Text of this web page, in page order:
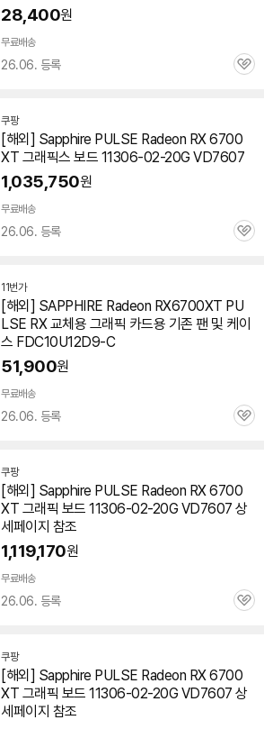
28,400원
무료배송
26.06. 등록
관
쿠팡
[해외] Sapphire PULSE Radeon RX 6700
XT 그래픽스 보드 11306-02-20G VD7607
1,035,750원
무료배송
26.06. 등록
관
11번가
[해외] SAPPHIRE Radeon RX6700XT PU
LSE RX 교체용 그래픽 카드용 기존 팬 및 케이
스 FDC10U12D9-C
51,900원
무료배송
26.06. 등록
관
쿠팡
[해외] Sapphire PULSE Radeon RX 6700
XT 그래픽 보드 11306-02-20G VD7607 상
세페이지 참조
1,119,170원
무료배송
26.06. 등록
관
쿠팡
[해외] Sapphire PULSE Radeon RX 6700
XT 그래픽 보드 11306-02-20G VD7607 상
세페이지 참조